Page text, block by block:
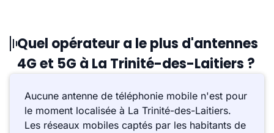
Quel opérateur a le plus d'antennes
4G et 5G à La Trinité-des-Laitiers ?
Aucune antenne de téléphonie mobile n'est pour
le moment localisée à La Trinité-des-Laitiers.
Les réseaux mobiles captés par les habitants de